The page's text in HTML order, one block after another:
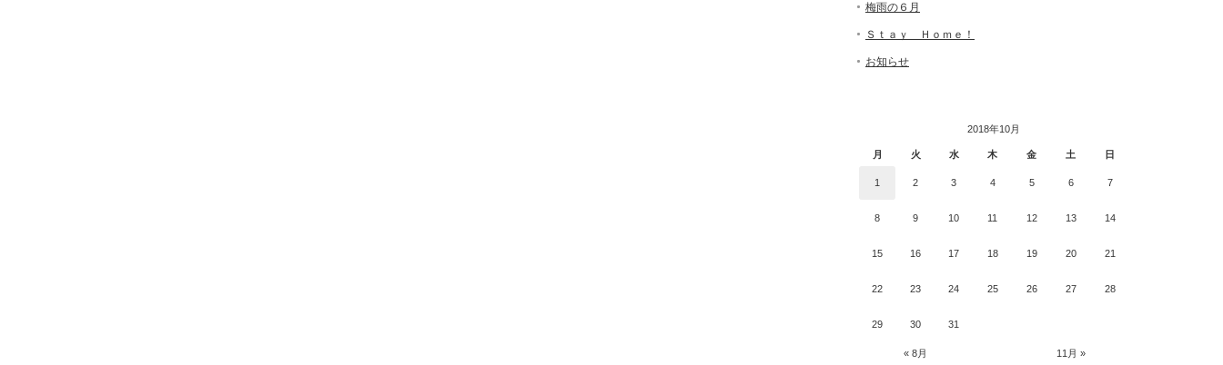
梅雨の６月
Ｓｔａｙ Ｈｏｍｅ！
お知らせ
2018年10月
月 火 水 木 金 土 日
« 8月 11月 »
1 2 3 4 5 6 7
8 9 10 11 12 13 14
15 16 17 18 19 20 21
22 23 24 25 26 27 28
29 30 31